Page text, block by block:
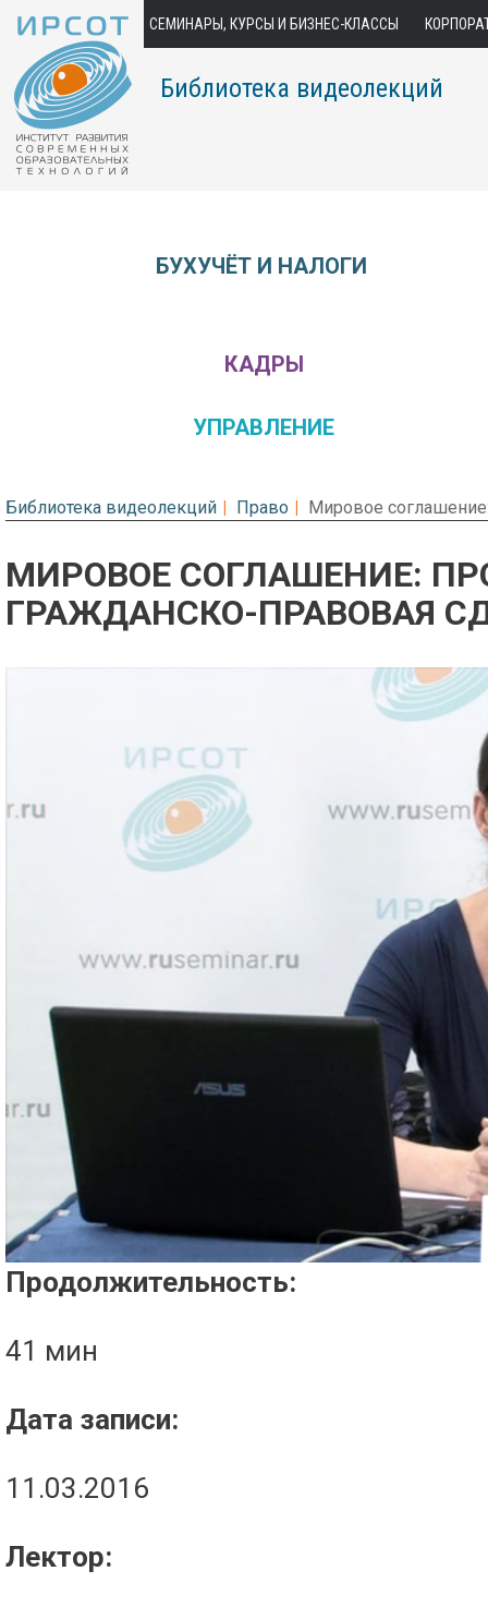
СЕМИНАРЫ, КУРСЫ И БИЗНЕС-КЛАССЫ
Библиотека видеолекций
БУХУЧЁТ И НАЛОГИ
КАДРЫ
УПРАВЛЕНИЕ
Библиотека видеолекций Право Мировое
МИРОВОЕ СОГЛАШЕНИЕ:
ГРАЖДАНСКО-ПРАВОВАЯ
Предварительный просмотр.
Продолжительность:
41 мин
Дата записи:
11.03.2016
Лектор: